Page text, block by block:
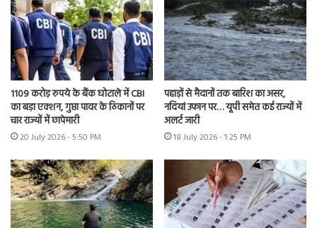
1109 करोड़ रुपये के बैंक घोटाले में CBI
का बड़ा एक्शन, गुप्ता पावर के ठिकानों पर
चार राज्यों में छापेमारी
20 July 2026 - 5:50 PM
पहाड़ों से मैदानों तक बारिश का असर,
नदियां उफान पर… यूपी समेत कई राज्यों में
अलर्ट जारी
18 July 2026 - 1:25 PM